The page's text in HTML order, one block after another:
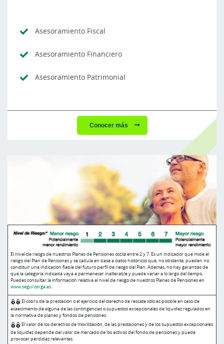
Asesoramiento Fiscal
Asesoramiento Financiero
Asesoramiento Patrimonial
Conocer más
El nivel de riesgo de nuestros Planes de Pensiones oscila entre 2 y 7. Es un indicador que mide el
riesgo del Plan de Pensiones y se calcula en base a datos históricos que, no obstante, pueden no
constituir una indicación fiable del futuro perfil de riesgo del Plan. Además, no hay garantías de
que la categoría indicada vaya a permanecer inalterable y puede variar a lo largo del tiempo.
Puedes consultar la información relativa al nivel de riesgo de nuestros Planes de Pensiones en
www.segurosrga.es.
El cobro de la prestación o el ejercicio del derecho de rescate sólo es posible en caso de
acaecimiento de alguna de las contingencias o supuestos excepcionales de liquidez regulados en
la normativa de planes y fondos de pensiones.
El valor de los derechos de movilización, de las prestaciones y de los supuestos excepcionales
de liquidez depende del valor de mercado de los activos del fondo de pensiones y puede
provocar pérdidas relevantes.